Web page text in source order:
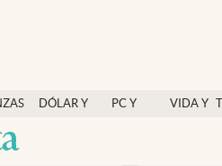
DÓLAR Y
PC Y
VIDA Y